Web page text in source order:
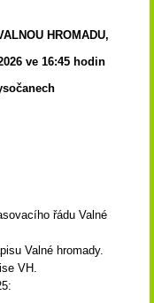
HROMADU,
ve 16:45 hodin
řádu Valné
Valné hromady.
VH.